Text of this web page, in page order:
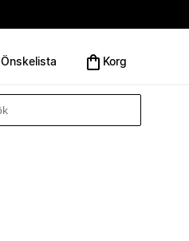
Önskelista Korg